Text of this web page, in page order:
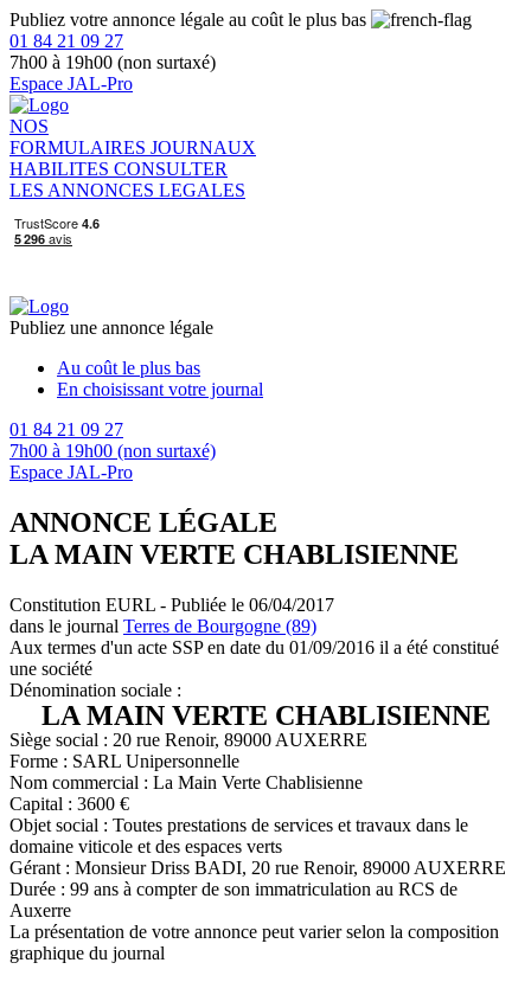
Publiez votre annonce légale au coût le plus bas
01 84 21 09 27
7h00 à 19h00 (non surtaxé)
Espace JAL-Pro
NOS
FORMULAIRES JOURNAUX
HABILITES CONSULTER
LES ANNONCES LEGALES
Publiez une annonce légale
Au coût le plus bas
En choisissant votre journal
01 84 21 09 27
7h00 à 19h00 (non surtaxé)
Espace JAL-Pro
ANNONCE LÉGALE
LA MAIN VERTE CHABLISIENNE
Constitution EURL - Publiée le 06/04/2017
dans le journal Terres de Bourgogne (89)
Aux termes d'un acte SSP en date du 01/09/2016 il a été constitué
une société
Dénomination sociale :
LA MAIN VERTE CHABLISIENNE
Siège social : 20 rue Renoir, 89000 AUXERRE
Forme : SARL Unipersonnelle
Nom commercial : La Main Verte Chablisienne
Capital : 3600 €
Objet social : Toutes prestations de services et travaux dans le
domaine viticole et des espaces verts
Gérant : Monsieur Driss BADI, 20 rue Renoir, 89000 AUXERRE
Durée : 99 ans à compter de son immatriculation au RCS de
Auxerre
La présentation de votre annonce peut varier selon la composition
graphique du journal